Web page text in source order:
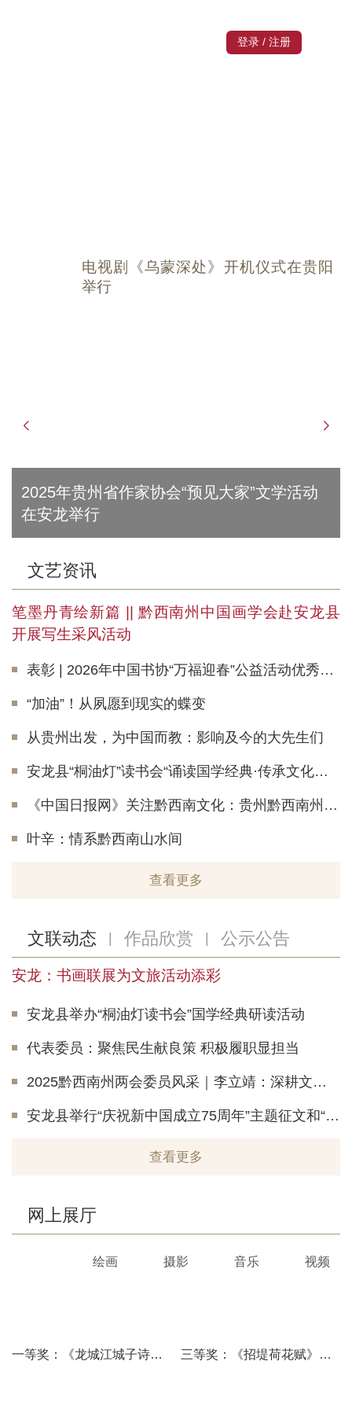
登录 / 注册
电视剧《乌蒙深处》开机仪式在贵阳
举行
2025年贵州省作家协会“预见大家”文学活动
在安龙举行
文艺资讯
笔墨丹青绘新篇 || 黔西南州中国画学会赴安龙县
开展写生采风活动
表彰 | 2026年中国书协“万福迎春”公益活动优秀团体会员、先进集体和先进个人
“加油”！从夙愿到现实的蝶变
从贵州出发，为中国而教：影响及今的大先生们
安龙县“桐油灯”读书会“诵读国学经典·传承文化薪火”
《中国日报网》关注黔西南文化：贵州黔西南州以“加油文化”浸润城市肌理
叶辛：情系黔西南山水间
查看更多
文联动态 作品欣赏 公示公告
安龙：书画联展为文旅活动添彩
安龙县举办“桐油灯读书会”国学经典研读活动
代表委员：聚焦民生献良策 积极履职显担当
2025黔西南州两会委员风采｜李立靖：深耕文化沃土 传递“加油”好声音
安龙县举行“庆祝新中国成立75周年”主题征文和“‘半山亭’文艺奖”颁奖仪式
查看更多
网上展厅
绘画 摄影 音乐 视频
一等奖：《龙城江城子诗》韦清贵 三等奖：《招堤荷花赋》；创作者兼书写者：杨灿